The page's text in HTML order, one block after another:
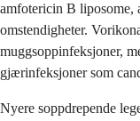
amfotericin B liposome,
omstendigheter.
muggsoppinfeksjoner,
gjærinfeksjoner som
Nyere soppdrepende